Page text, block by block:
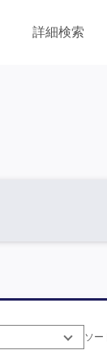
詳細検索
ソー